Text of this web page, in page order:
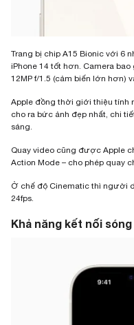
Trang bị chip A15 Bionic với 6
iPhone 14 tốt hơn. Camera
12MP f/1.5 (cảm biến lớn hơn)
Apple đồng thời giới thiệu tính
cho ra bức ảnh đẹp nhất, chi
sáng.
Quay video cũng được Apple
Action Mode – cho phép quay
Ở chế độ Cinematic thì người
24fps.
Khả năng kết nối